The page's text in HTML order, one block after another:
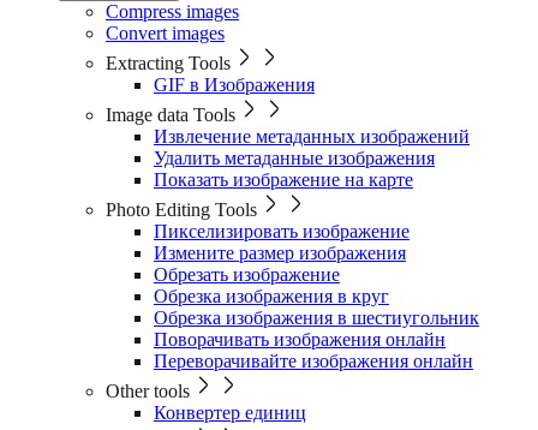
Compress images
Convert images
Extracting Tools
GIF в Изображения
Image data Tools
Извлечение метаданных изображений
Удалить метаданные изображения
Показать изображение на карте
Photo Editing Tools
Пикселизировать изображение
Измените размер изображения
Обрезать изображение
Обрезка изображения в круг
Обрезка изображения в шестиугольник
Поворачивать изображения онлайн
Переворачивайте изображения онлайн
Other tools
Конвертер единиц